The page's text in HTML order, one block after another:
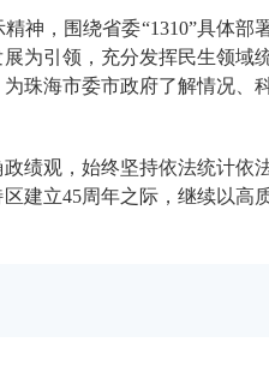
精神 ，围绕省委“1310”具体部
展为引领，充分发挥民生领域
为珠海市委市政府了解情况、
绩观， 始终坚持依法统计依
区建立45周年之际，继续以高